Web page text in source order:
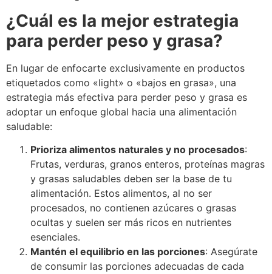
¿Cuál es la mejor estrategia
para perder peso y grasa?
En lugar de enfocarte exclusivamente en productos
etiquetados como «light» o «bajos en grasa», una
estrategia más efectiva para perder peso y grasa es
adoptar un enfoque global hacia una alimentación
saludable:
Prioriza alimentos naturales y no procesados:
Frutas, verduras, granos enteros, proteínas magras
y grasas saludables deben ser la base de tu
alimentación. Estos alimentos, al no ser
procesados, no contienen azúcares o grasas
ocultas y suelen ser más ricos en nutrientes
esenciales.
Mantén el equilibrio en las porciones: Asegúrate
de consumir las porciones adecuadas de cada